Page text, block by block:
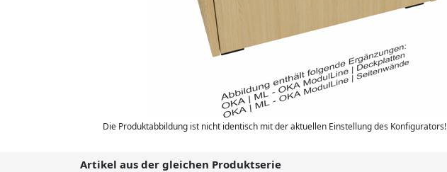
Die Produktabbildung ist nicht identisch mit der aktuellen Einstellung des Konfigurators!
Artikel aus der gleichen Produktserie